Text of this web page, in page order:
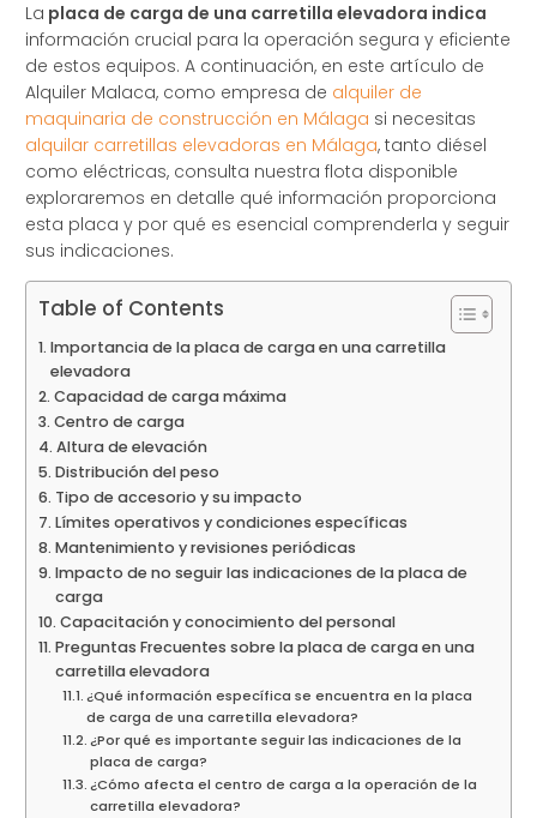
La placa de carga de una carretilla elevadora indica
información crucial para la operación segura y eficiente
de estos equipos. A continuación, en este artículo de
Alquiler Malaca, como empresa de alquiler de
maquinaria de construcción en Málaga si necesitas
alquilar carretillas elevadoras en Málaga, tanto diésel
como eléctricas, consulta nuestra flota disponible
exploraremos en detalle qué información proporciona
esta placa y por qué es esencial comprenderla y seguir
sus indicaciones.
Table of Contents
Importancia de la placa de carga en una carretilla
elevadora
Capacidad de carga máxima
Centro de carga
Altura de elevación
Distribución del peso
Tipo de accesorio y su impacto
Límites operativos y condiciones específicas
Mantenimiento y revisiones periódicas
Impacto de no seguir las indicaciones de la placa de
carga
Capacitación y conocimiento del personal
Preguntas Frecuentes sobre la placa de carga en una
carretilla elevadora
¿Qué información específica se encuentra en la placa
de carga de una carretilla elevadora?
¿Por qué es importante seguir las indicaciones de la
placa de carga?
¿Cómo afecta el centro de carga a la operación de la
carretilla elevadora?